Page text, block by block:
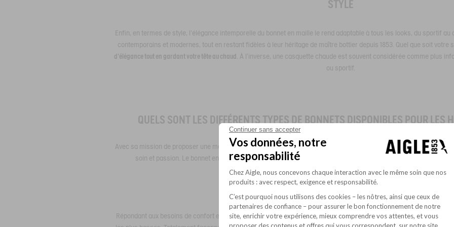
STYLE
Enfin, en termes de style, l'élégance intemporelle du bonnet en maille le rend adaptable à tous les looks, du sportif
contemporains et modernes, tout en restant fidèles à leur héritage de maître bottier depuis 1853. Quel que soit votre
d'élégance tout en gardant votre tête au chaud
. À l'inverse, une casquette chaude est souvent considérée comme plus
ou sportif.
QUELS SONT LES DIFFÉRENTS TYPES DE BONNETS DISPONIBLES POUR LES
Avec sa mission de proposer une mode plus durable et son expertise acquise depuis 1853, Aigle propose une variété
soin et passion. Le bonnet en maille et le bonnet à revers représentent deux choix populaires qui séduisent
BONNET EN MAILLE
Répondant aux besoins de confort et de chaleur de l'hiver, le bonnet en maille hommed'Aigle est l'accessoire
Continuer sans accepter
Vos données, notre
responsabilité
Plateforme de Gestion du Consentement :
Chez Aigle, nous concevons chaque interaction avec le même soin que nos
produits : avec respect, exigence et responsabilité.
C’est pourquoi nous utilisons des cookies – les nôtres, ainsi que ceux de
partenaires de confiance – pour assurer le bon fonctionnement de notre
site, enrichir votre expérience, mieux comprendre vos attentes, et vous
proposer des contenus et offres qui vous correspondent, sur notre site
Axeptio consent